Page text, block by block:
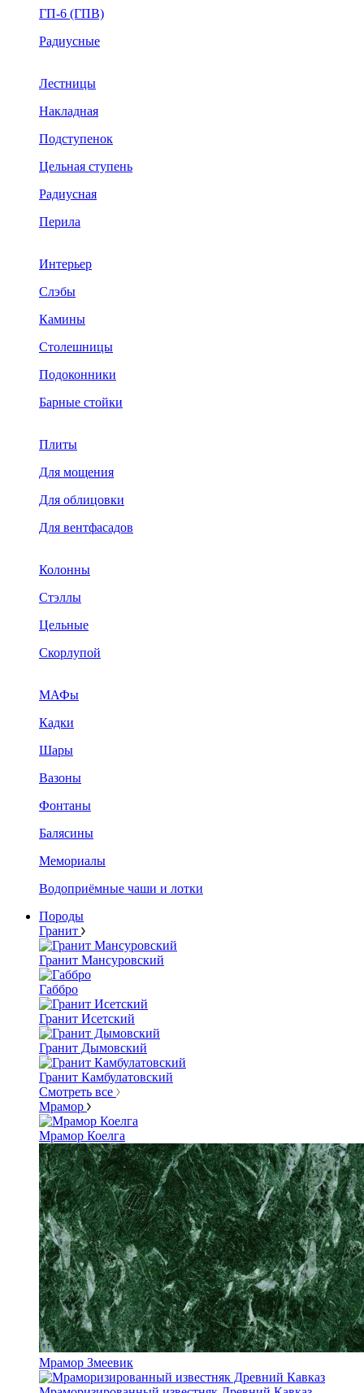
ГП-6 (ГПВ)
Радиусные
Лестницы
Накладная
Подступенок
Цельная ступень
Радиусная
Перила
Интерьер
Слэбы
Камины
Столешницы
Подоконники
Барные стойки
Плиты
Для мощения
Для облицовки
Для вентфасадов
Колонны
Стэллы
Цельные
Скорлупой
МАФы
Кадки
Шары
Вазоны
Фонтаны
Балясины
Мемориалы
Водоприёмные чаши и лотки
Породы
Гранит
Гранит Мансуровский
Габбро
Гранит Исетский
Гранит Дымовский
Гранит Камбулатовский
Смотреть все
Мрамор
Мрамор Коелга
Мрамор Змеевик